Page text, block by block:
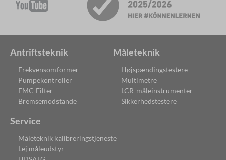
Antriftsteknik
Frekvensomformer
Pumpekontroller
EMC-Filter
Bremsemodstande
Måleteknik
Højspændingstestere
Multimetre
LCR-måleinstrumenter
Sikkerhedstestere
Service
Måleteknik kalibreringstjeneste
Lej måleudstyr